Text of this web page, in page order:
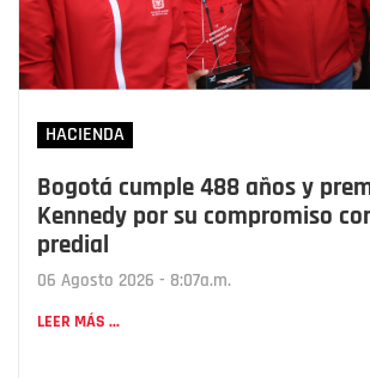
HACIENDA
Bogotá cumple 488 años y
Kennedy por su compromiso
predial
06 Agosto 2026 - 8:07a.m.
LEER MÁS ...